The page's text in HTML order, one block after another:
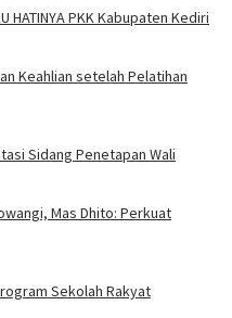
HATINYA PKK Kabupaten Kediri
Keahlian setelah Pelatihan
Sidang Penetapan Wali
Mas Dhito: Perkuat
Sekolah Rakyat